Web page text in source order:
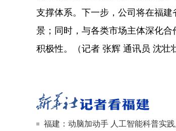
支撑体系。下一步，公司将在福
景；同时，与各类市场主体深化
积极性。（记者 张辉 通讯员 沈壮
福建：动脑加动手 人工智能科普实